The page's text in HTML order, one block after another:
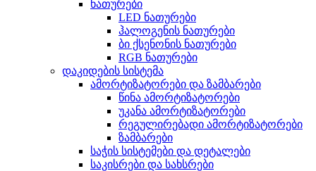
ნათურები
LED ნათურები
ჰალოგენის ნათურები
ბი ქსენონის ნათურები
RGB ნათურები
დაკიდების სისტემა
ამორტიზატორები და ზამბარები
წინა ამორტიზატორები
უკანა ამორტიზატორები
რეგულირებადი ამორტიზატორები
ზამბარები
საჭის სისტემები და დეტალები
საკისრები და სახსრები